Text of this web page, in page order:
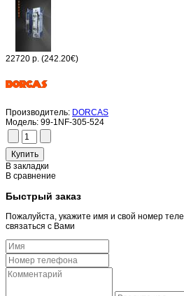
22720 р. (242.20€)
Производитель: DORCAS
Модель: 99-1NF-305-524
В закладки
В сравнение
Быстрый заказ
Пожалуйста, укажите имя и свой номер
связаться с Вами